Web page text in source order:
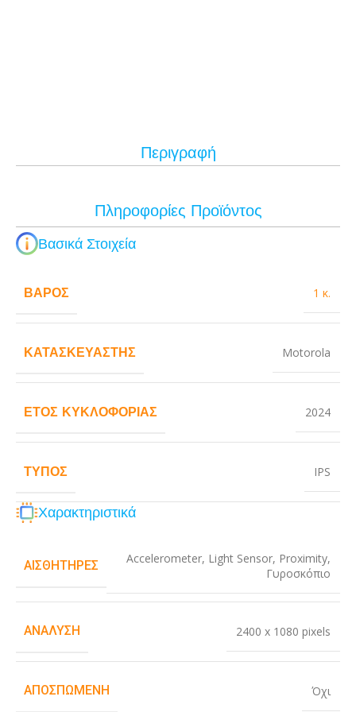
Περιγραφή
Πληροφορίες Προϊόντος
Βασικά Στοιχεία
ΒΆΡΟΣ 1 κ.
ΚΑΤΑΣΚΕΥΑΣΤΉΣ Motorola
ΈΤΟΣ ΚΥΚΛΟΦΟΡΊΑΣ 2024
ΤΎΠΟΣ IPS
Χαρακτηριστικά
ΑΙΣΘΗΤΉΡΕΣ Accelerometer, Light Sensor, Proximity,
Γυροσκόπιο
ΑΝΆΛΥΣΗ 2400 x 1080 pixels
ΑΠΟΣΠΏΜΕΝΗ Όχι